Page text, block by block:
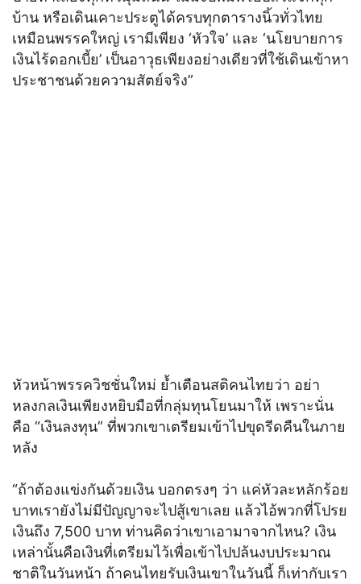
บ้าน หรือเดินเคาะประตูได้ครบทุกตารางนิ้วทั่วไทย
เหมือนพรรคใหญ่ เรามีเพียง ‘หัวใจ’ และ ‘นโยบายการ
เงินไร้ดอกเบี้ย’ เป็นอาวุธเพียงอย่างเดียวที่ใช้เดินเข้าหา
ประชาชนด้วยความสัตย์จริง”
หัวหน้าพรรควิชชั่นใหม่ ย้ำเตือนสติคนไทยว่า อย่า
หลงกลเงินเพียงหยิบมือที่กลุ่มทุนโยนมาให้ เพราะนั่น
คือ “เงินลงทุน” ที่พวกเขาเตรียมเข้าไปขุดรีดคืนในภาย
หลัง
“ถ้าต้องแข่งกันด้วยเงิน บอกตรงๆ ว่า แค่หัวละหลักร้อย
บาทเรายังไม่มีปัญญาจะไปสู้เขาเลย แล้วไอ้พวกที่โปรย
เงินถึง 7,500 บาท ท่านคิดว่าเขาเอามาจากไหน? เงิน
เหล่านั้นคือเงินที่เตรียมไว้เพื่อเข้าไปปล้นงบประมาณ
ชาติในวันหน้า ถ้าคนไทยรับเงินเขาในวันนี้ ก็เท่ากับเรา